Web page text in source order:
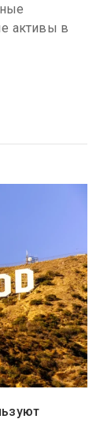
активы в